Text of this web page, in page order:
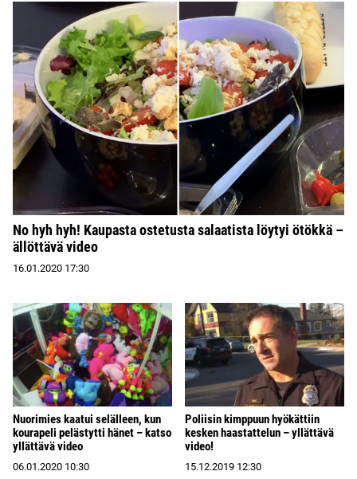
No hyh hyh! Kaupasta ostetusta salaatista löytyi ötökkä –
ällöttävä video
16.01.2020 17:30
Nuorimies kaatui selälleen, kun
kourapeli pelästytti hänet – katso
yllättävä video
06.01.2020 10:30
Poliisin kimppuun hyökättiin
kesken haastattelun – yllättävä
video!
15.12.2019 12:30